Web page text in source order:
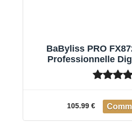
BaByliss PRO
Professionnelle
Coffret Cut Definer+
Malette de Transport
105.99 €